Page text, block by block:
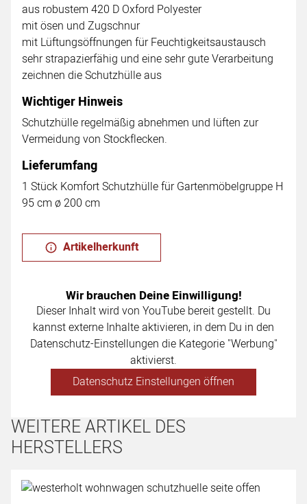
aus robustem 420 D Oxford Polyester
mit ösen und Zugschnur
mit Lüftungsöffnungen für Feuchtigkeitsaustausch
sehr strapazierfähig und eine sehr gute Verarbeitung
zeichnen die Schutzhülle aus
Wichtiger Hinweis
Schutzhülle regelmäßig abnehmen und lüften zur
Vermeidung von Stockflecken.
Lieferumfang
1 Stück Komfort Schutzhülle für Gartenmöbelgruppe H
95 cm ø 200 cm
Artikelherkunft
Wir brauchen Deine Einwilligung!
Dieser Inhalt wird von YouTube bereit gestellt. Du
kannst externe Inhalte aktivieren, in dem Du in den
Datenschutz-Einstellungen die Kategorie "Werbung"
aktivierst.
Datenschutz Einstellungen öffnen
WEITERE ARTIKEL DES
HERSTELLERS
Artikel überspringen